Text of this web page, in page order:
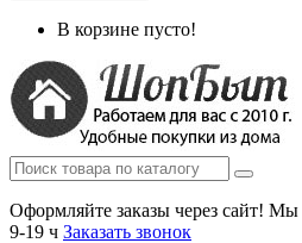
В корзине пусто!
Оформляйте заказы через сайт! Мы
9-19 ч Заказать звонок